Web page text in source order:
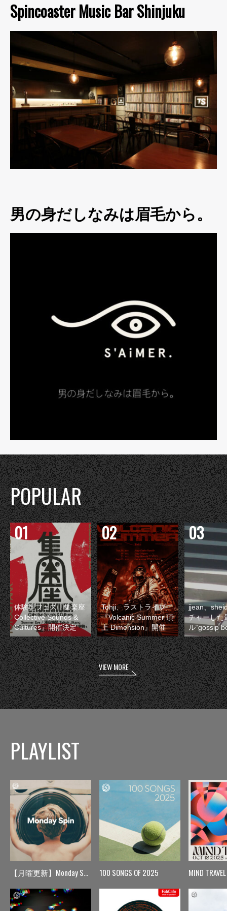
Spincoaster Music Bar Shinjuku
男の身だしなみは眉毛から。
POPULAR
体験型フェス『集楽座
Collective Sounds &
Cultures』開催決定
Tohji、ラストライブ
『Volcanic Summer 頂
上 Dimension』開催
jjean、
チャーした
ル“gossip
VIEW MORE
PLAYLIST
【月曜更新】Monday Spin 100 SONGS OF 2025 MIND TRAVEL